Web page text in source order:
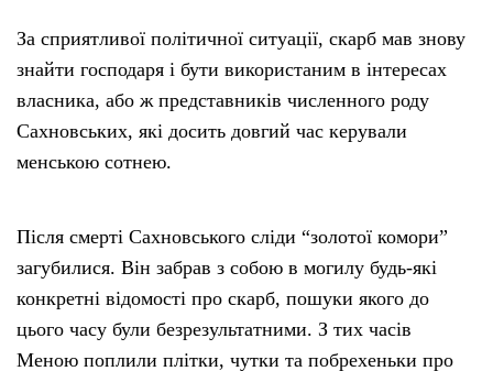
За сприятливої політичної ситуації, скарб мав знову
знайти господаря і бути використаним в інтересах
власника, або ж представників численного роду
Сахновських, які досить довгий час керували
менською сотнею.
Після смерті Сахновського сліди “золотої комори”
загубилися. Він забрав з собою в могилу будь-які
конкретні відомості про скарб, пошуки якого до
цього часу були безрезультатними. З тих часів
Меною поплили плітки, чутки та побрехеньки про